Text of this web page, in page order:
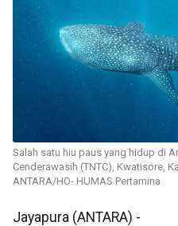
Salah satu hiu paus yang hidup di
Cenderawasih (TNTC), Kwatisore,
ANTARA/HO- HUMAS Pertamina
Jayapura (ANTARA) -